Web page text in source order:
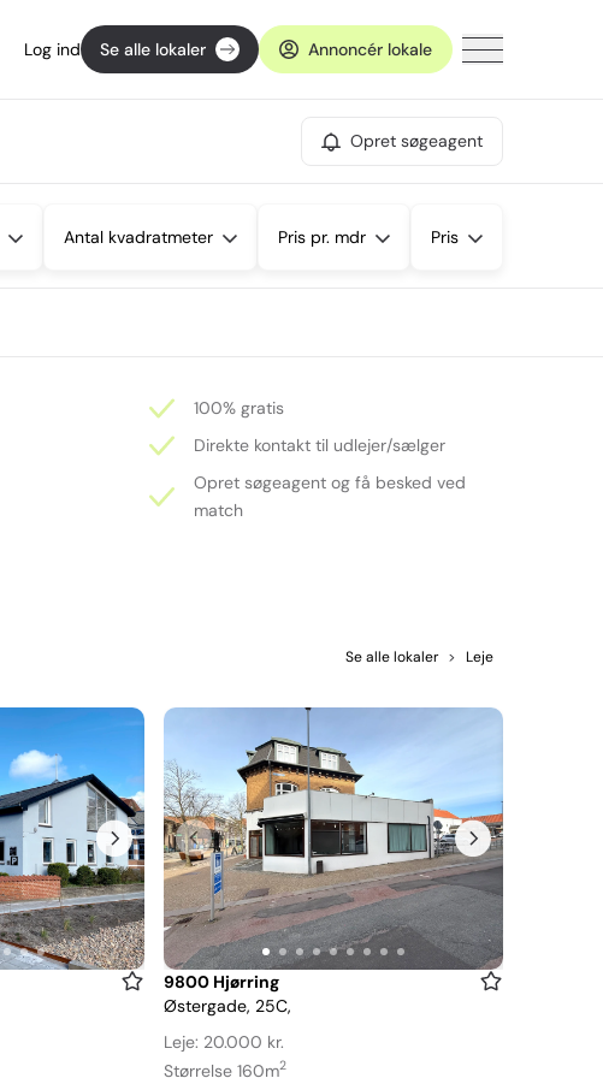
Log ind Se alle lokaler Annoncér lokale
Opret søgeagent
Antal kvadratmeter Pris pr. mdr Pris
100% gratis
Direkte kontakt til udlejer/sælger
Opret søgeagent og få besked ved
match
Se alle lokaler > Leje
Item
1
of
9
9800 Hjørring
Østergade, 25C,
Leje: 20.000 kr.
Størrelse 160m2